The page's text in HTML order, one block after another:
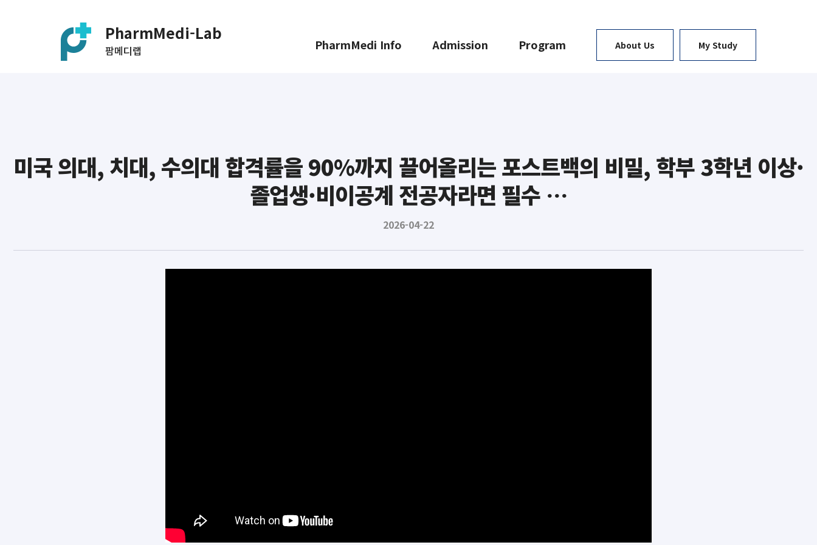
PharmMedi-Lab
팜메디랩 PharmMedi Info Admission Program About Us My Study
미국 의대, 치대, 수의대 합격률을 90%까지 끌어올리는 포스트백의 비밀, 학부 3학년 이상·
졸업생·비이공계 전공자라면 필수 …
2026-04-22